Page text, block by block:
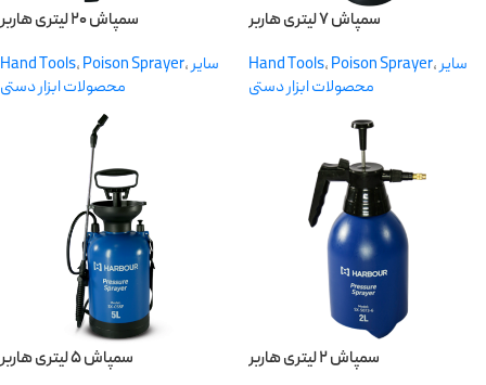
سمپاش ۲۰ لیتری هاربر
Hand Tools,Poison Sprayer,سایر
محصولات ابزار دستی
سمپاش ۷ لیتری هاربر
Hand Tools,Poison Sprayer,سایر
محصولات ابزار دستی
سمپاش ۵ لیتری هاربر
سمپاش ۲ لیتری هاربر